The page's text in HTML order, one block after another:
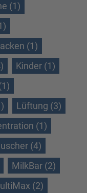
(1)
(1)
Kinder (1)
Lüftung (3)
(1)
(4)
MilkBar (2)
(2)